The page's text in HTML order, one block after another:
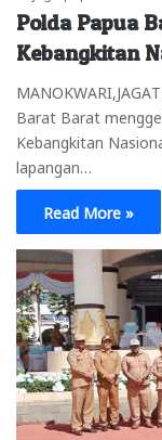
Polda Papua
Kebangkitan
Barat Barat
Kebangkitan
lapangan…
Read More »